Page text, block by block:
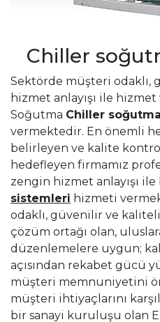
Chiller
Sektörde müşteri odaklı,
hizmet anlayışı ile
Soğutma Chiller
vermektedir. En önemli
belirleyen ve kalite
hedefleyen firmamız
zengin hizmet anlayışı
sistemleri hizmeti
odaklı, güvenilir ve
çözüm ortağı olan,
düzenlemelere uygun;
açısından rekabet gücü
müşteri memnuniyetini
müşteri ihtiyaçlarını
bir sanayi kuruluşu olan